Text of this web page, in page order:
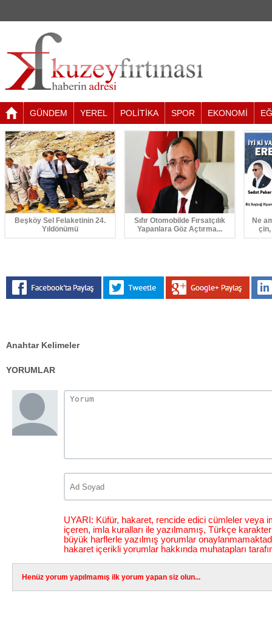
GÜNDEM YEREL POLİTİKA SPOR EKONOMİ
Beşköy Sel Felaketinin 24.
Yıldönümü
Sıfır Otomobilde Fırsatçılık
Yapanlara Göz Açtırma...
Ne
Anahtar Kelimeler
YORUMLAR
UYARI: Küfür, hakaret, rencide edici cümleler veya
içeren, imla kuralları ile yazılmamış, Türkçe
büyük harflerle yazılmış yorumlar
hakaret içerikli yorumlar hakkında muhatapları
Henüz yorum yapılmamış ilk yorum yapan siz olun...